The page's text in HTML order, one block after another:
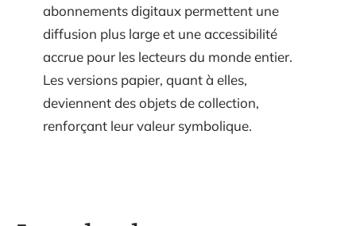
abonnements digitaux permettent une
diffusion plus large et une accessibilité
accrue pour les lecteurs du monde entier.
Les versions papier, quant à elles,
deviennent des objets de collection,
renforçant leur valeur symbolique.